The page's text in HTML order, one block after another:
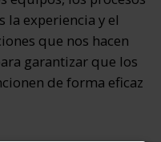
la experiencia y el
que nos hacen
garantizar que los
de forma eficaz